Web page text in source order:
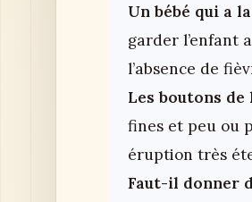
Un bébé qui a
garder l’enfant
l’absence de
Les boutons
fines et peu ou
éruption très
Faut-il donner